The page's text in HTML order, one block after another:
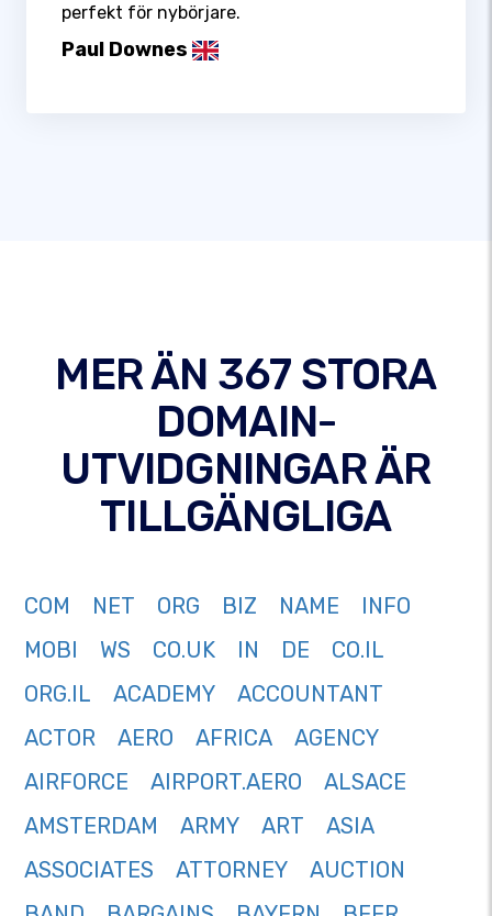
perfekt för nybörjare.
Paul Downes
MER ÄN 367 STORA
DOMAIN-
UTVIDGNINGAR ÄR
TILLGÄNGLIGA
COM NET ORG BIZ NAME
INFO
MOBI
WS CO.UK IN DE
CO.IL
ORG.IL
ACADEMY
ACCOUNTANT
ACTOR
AERO AFRICA
AGENCY
AIRFORCE
AIRPORT.AERO
ALSACE
AMSTERDAM
ARMY ART
ASIA
ASSOCIATES
ATTORNEY
AUCTION